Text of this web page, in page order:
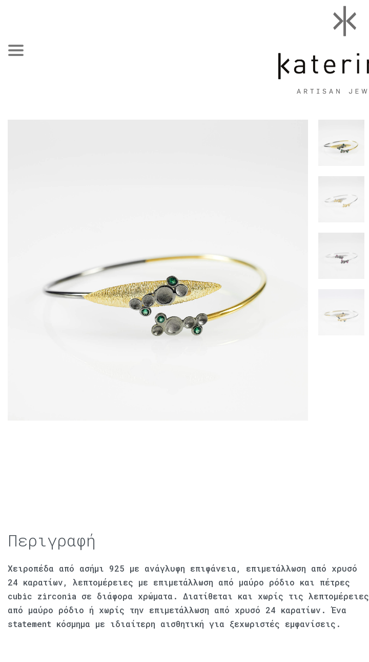
Περιγραφή
Χειροπέδα από ασήμι 925 με ανάγλυφη επιφάνεια, επιμετάλλωση από χρυσό
24 καρατίων, λεπτομέρειες με επιμετάλλωση από μαύρο ρόδιο και πέτρες
cubic zirconia σε διάφορα χρώματα. Διατίθεται και χωρίς τις λεπτομέρειες
από μαύρο ρόδιο ή χωρίς την επιμετάλλωση από χρυσό 24 καρατίων. Ένα
statement κόσμημα με ιδιαίτερη αισθητική για ξεχωριστές εμφανίσεις.